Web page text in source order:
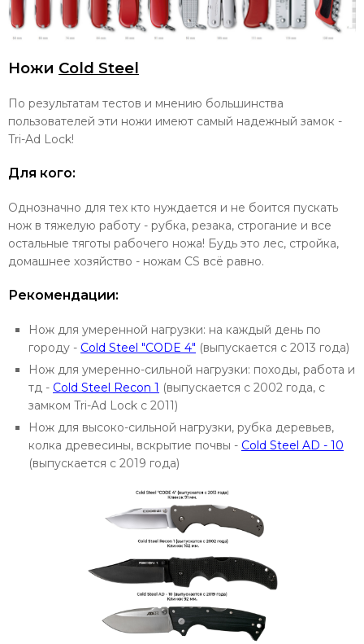
Ножи Cold Steel
По результатам тестов и мнению большинства
пользователей эти ножи имеют самый надежный замок -
Tri-Ad Lock!
Для кого:
Однозначно для тех кто нуждается и не боится пускать
нож в тяжелую работу - рубка, резака, строгание и все
остальные тяготы рабочего ножа! Будь это лес, стройка,
домашнее хозяйство - ножам CS всё равно.
Рекомендации:
Нож для умеренной нагрузки: на каждый день по
городу - Cold Steel "CODE 4" (выпускается с 2013 года)
Нож для умеренно-сильной нагрузки: походы, работа и
тд - Cold Steel Recon 1 (выпускается с 2002 года, с
замком Tri-Ad Lock c 2011)
Нож для высоко-сильной нагрузки, рубка деревьев,
колка древесины, вскрытие почвы - Cold Steel AD - 10
(выпускается с 2019 года)